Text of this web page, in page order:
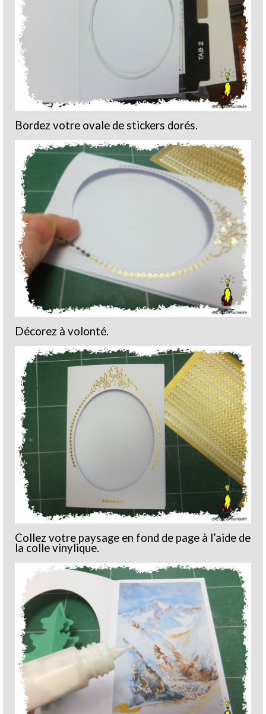
Bordez votre ovale de stickers dorés.
Décorez à volonté.
Collez votre paysage en fond de page à l’aide de
la colle vinylique.